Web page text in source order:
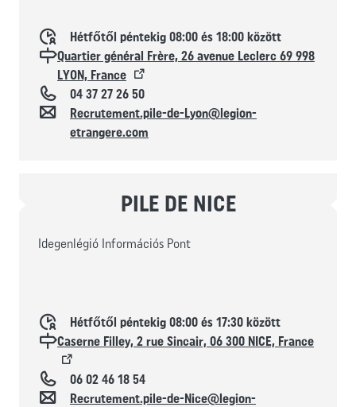
Horaires d'ouverture
Hétfőtől péntekig 08:00 és 18:00 között
Localisation
Quartier général Frère, 26 avenue Leclerc 69 998
LYON, France
Téléphone
04 37 27 26 50
Kapcsolat
Recrutement.pile-de-Lyon@legion-
etrangere.com
PILE DE NICE
Idegenlégió Információs Pont
Horaires d'ouverture
Hétfőtől péntekig 08:00 és 17:30 között
Localisation
Caserne Filley, 2 rue Sincair, 06 300 NICE, France
Téléphone
06 02 46 18 54
Kapcsolat
Recrutement.pile-de-Nice@legion-